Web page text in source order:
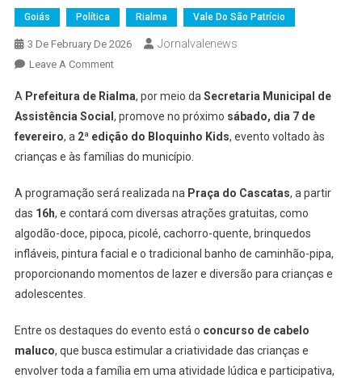
Goiás Política Rialma Vale Do São Patrício
3 De February De 2026 Jornalvalenews
Leave A CommentOn
De
Rialma
Realiza
2ª
Do
Bloquinho
Kids
Na
A Prefeitura de Rialma, por meio da Secretaria Municipal de
Assistência Social , promove no próximo sábado, dia 7 de
fevereiro, a 2ª edição do Bloquinho Kids, evento voltado às
crianças e às famílias do município.
A programação será realizada na Praça do Cascatas, a partir
das 16h, e contará com diversas atrações gratuitas, como
algodão-doce, pipoca, picolé, cachorro-quente, brinquedos
infláveis, pintura facial e o tradicional banho de caminhão-pipa,
proporcionando momentos de lazer e diversão para crianças e
adolescentes.
Entre os destaques do evento está o concurso de cabelo
maluco, que busca estimular a criatividade das crianças e
envolver toda a família em uma atividade lúdica e participativa,